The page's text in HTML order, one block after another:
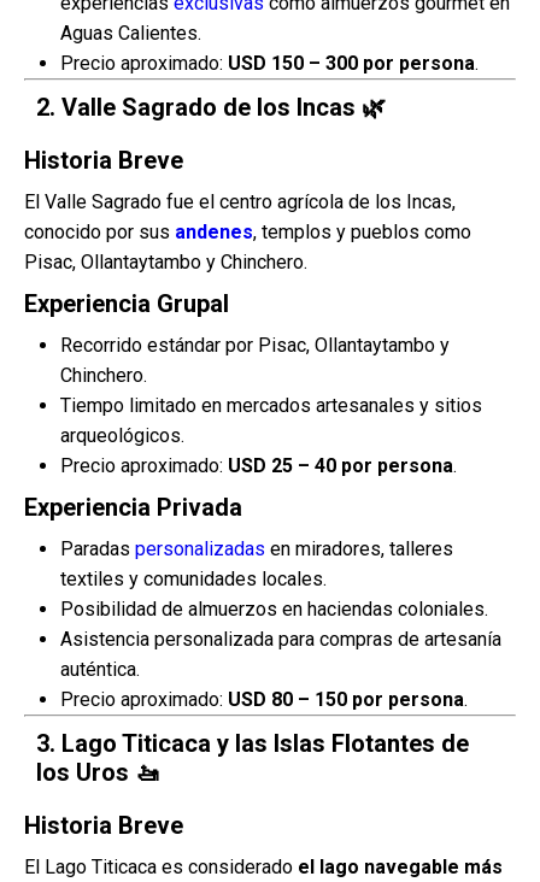
Aguas Calientes.
Precio aproximado: USD 150 – 300 por persona.
2. Valle Sagrado de los Incas 🌿
Historia Breve
El Valle Sagrado fue el centro agrícola de los Incas,
conocido por sus andenes, templos y pueblos como
Pisac, Ollantaytambo y Chinchero.
Experiencia Grupal
Recorrido estándar por Pisac, Ollantaytambo y
Chinchero.
Tiempo limitado en mercados artesanales y sitios
arqueológicos.
Precio aproximado: USD 25 – 40 por persona.
Experiencia Privada
Paradas personalizadas en miradores, talleres
textiles y comunidades locales.
Posibilidad de almuerzos en haciendas coloniales.
Asistencia personalizada para compras de artesanía
auténtica.
Precio aproximado: USD 80 – 150 por persona.
3. Lago Titicaca y las Islas Flotantes de
los Uros 🚤
Historia Breve
El Lago Titicaca es considerado el lago navegable más